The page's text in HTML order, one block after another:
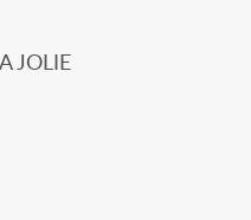
JOLIE